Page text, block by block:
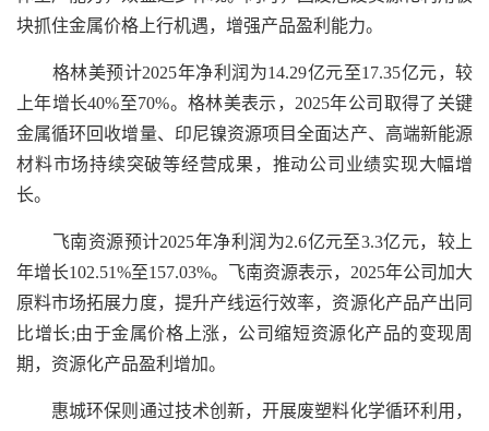
块抓住金属价格上行机遇，增强产品盈利能力。
格林美预计2025年净利润为14.29亿元至17.35亿元，较
上年增长40%至70%。格林美表示，2025年公司取得了关键
金属循环回收增量、印尼镍资源项目全面达产、高端新能源
材料市场持续突破等经营成果，推动公司业绩实现大幅增
长。
飞南资源预计2025年净利润为2.6亿元至3.3亿元，较上
年增长102.51%至157.03%。飞南资源表示，2025年公司加大
原料市场拓展力度，提升产线运行效率，资源化产品产出同
比增长;由于金属价格上涨，公司缩短资源化产品的变现周
期，资源化产品盈利增加。
惠城环保则通过技术创新，开展废塑料化学循环利用，